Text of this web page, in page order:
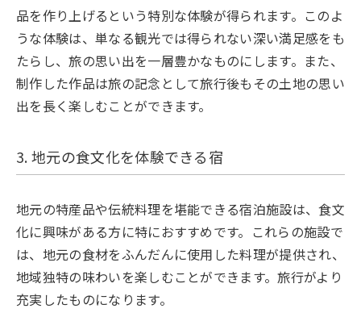
品を作り上げるという特別な体験が得られます。このよ
うな体験は、単なる観光では得られない深い満足感をも
たらし、旅の思い出を一層豊かなものにします。また、
制作した作品は旅の記念として旅行後もその土地の思い
出を長く楽しむことができます。
3. 地元の食文化を体験できる宿
地元の特産品や伝統料理を堪能できる宿泊施設は、食文
化に興味がある方に特におすすめです。これらの施設で
は、地元の食材をふんだんに使用した料理が提供され、
地域独特の味わいを楽しむことができます。旅行がより
充実したものになります。